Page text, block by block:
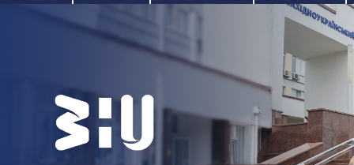
ВСТУПНА КАМПАНІЯ
БІБЛІОТЕКА
НОВИНИ